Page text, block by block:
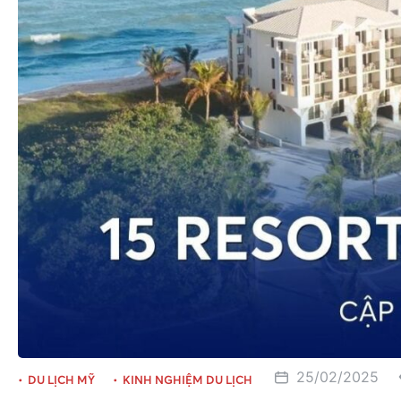
DU LỊCH MỸ KINH NGHIỆM DU LỊCH 25/02/2025